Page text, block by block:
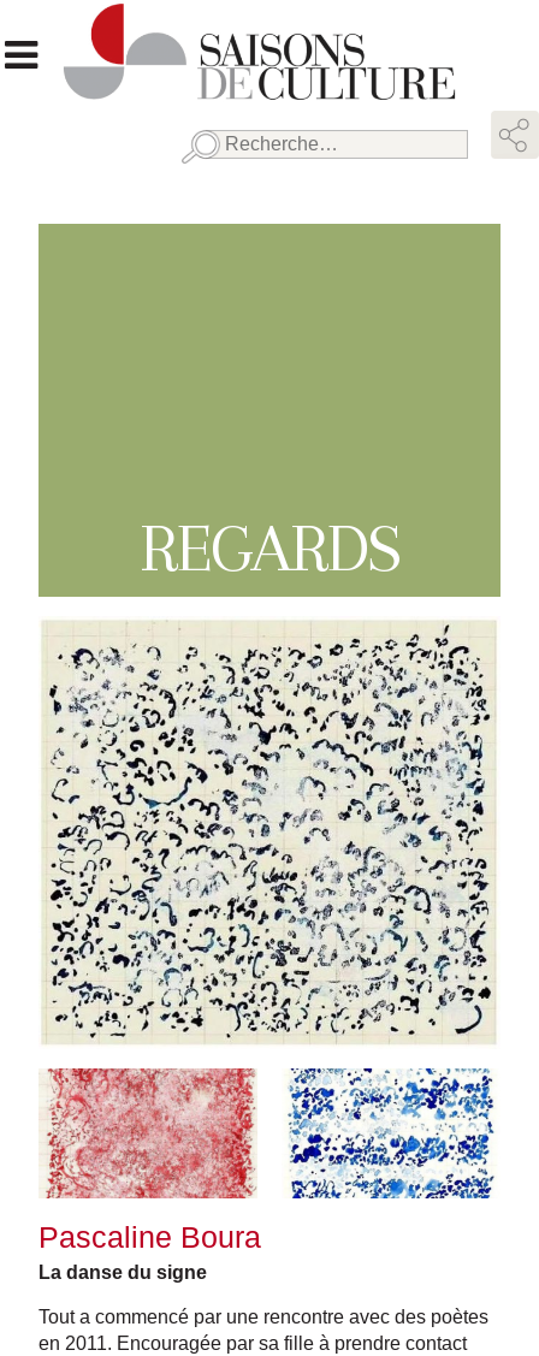
Rechercher :
REGARDS
Pascaline Boura
La danse du signe
Tout a commencé par une rencontre avec des poètes
en 2011. Encouragée par sa fille à prendre contact